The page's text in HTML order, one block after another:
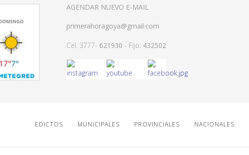
AGENDAR NUEVO E-MAIL
primerahoragoya@gmail.com
Cel: 3777- 621930 - Fijo: 432502
EDICTOS MUNICIPALES PROVINCIALES NACIONALES